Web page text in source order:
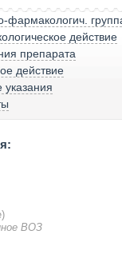
фармакологич.
действие
препарата
действие
ВОЗ